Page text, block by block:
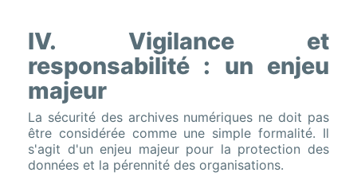
IV. Vigilance et
responsabilité : un enjeu
majeur
La sécurité des archives numériques ne doit pas
être considérée comme une simple formalité. Il
s'agit d'un enjeu majeur pour la protection des
données et la pérennité des organisations.